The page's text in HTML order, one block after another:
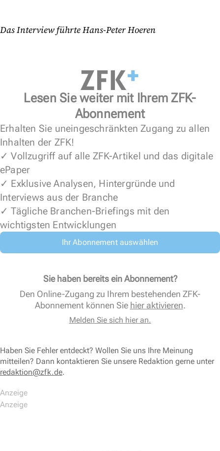
Das Interview führte Hans-Peter Hoeren
Lesen Sie weiter mit Ihrem ZFK-
Abonnement
Erhalten Sie uneingeschränkten Zugang zu allen
Inhalten der ZFK!
✓ Vollzugriff auf alle ZFK-Artikel und das digitale
ePaper
✓ Exklusive Analysen, Hintergründe und
Interviews aus der Branche
✓ Tägliche Branchen-Briefings mit den
wichtigsten Entwicklungen
Ihr Abonnement auswählen
Sie haben bereits ein Abonnement?
Den Online-Zugang zu Ihrem bestehenden ZFK-
Abonnement können Sie hier aktivieren.
Melden Sie sich hier an.
Haben Sie Fehler entdeckt? Wollen Sie uns Ihre Meinung
mitteilen? Dann kontaktieren Sie unsere Redaktion gerne unter
redaktion@zfk.de.